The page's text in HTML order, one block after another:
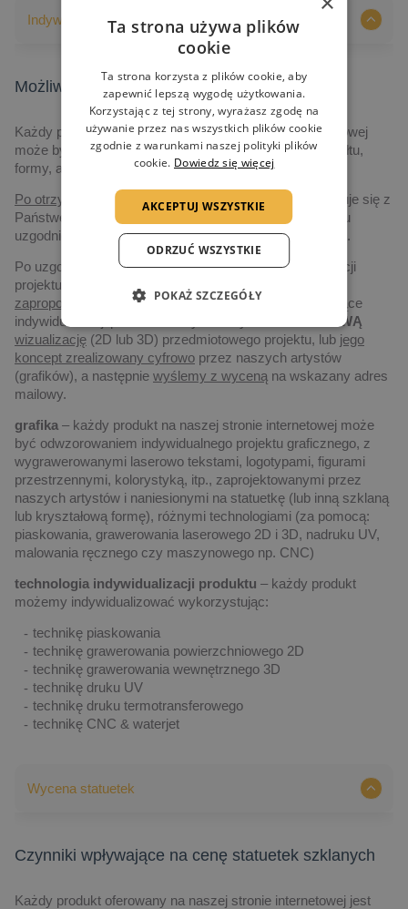
Indywidualizacja nadruków
Możliwości indywidualizacji nadruków
Każdy produkt prezentowany na naszej stronie internetowej
może być indywidualizowany, poczynając od jego kształtu,
formy, aż po grafikę i technologię realizacji.
Po otrzymaniu zapytania,nasz przedstawiciel skontaktuje się z
Państwem drogą elektroniczną, albo telefoniczną, w celu
uzgodnienia szczegółów dotyczących realizacji projektu.
Po uzgodnieniu szczegółów dotyczących czasu realizacji
projektu, ilości zamawianych statuetek, jak i budżetu
zaproponujemy
Państwunajlepsze rozwiązanie
dotyczące
indywidualizacji produktów. Wykonamy także
DARMOWĄ
wizualizację (2D lub 3D) przedmiotowego projektu, lub jego
koncept zrealizowany cyfrowo przez naszych artystów
(grafików), a następnie wyślemy z wyceną na wskazany adres
mailowy.
grafika – każdy produkt na naszej stronie internetowej może
być odwzorowaniem indywidualnego projektu graficznego, z
wygrawerowanymi laserowo tekstami, logotypami, figurami
przestrzennymi, kolorystyką, itp., zaprojektowanymi przez
naszych artystów i naniesionymi na statuetkę (lub inną szklaną
lub kryształową formę), różnymi technologiami (za pomocą:
piaskowania, grawerowania laserowego 2D i 3D, nadruku UV,
malowania ręcznego czy maszynowego np. CNC)
technologia indywidualizacji produktu – każdy produkt
możemy indywidualizować wykorzystując:
technikę piaskowania
technikę grawerowania powierzchniowego 2D
technikę grawerowania wewnętrznego 3D
technikę druku UV
technikę druku termotransferowego
technikę CNC & waterjet
Wycena statuetek
Czynniki wpływające na cenę statuetek szklanych
Każdy produkt oferowany na naszej stronie internetowej jest
Ta strona używa plików
cookie
Ta strona korzysta z plików cookie, aby
zapewnić lepszą wygodę użytkowania.
Korzystając z tej strony, wyrażasz zgodę na
używanie przez nas wszystkich plików cookie
zgodnie z warunkami naszej polityki plików
cookie. Dowiedz się więcej
AKCEPTUJ WSZYSTKIE
ODRZUĆ WSZYSTKIE
POKAŻ SZCZEGÓŁY